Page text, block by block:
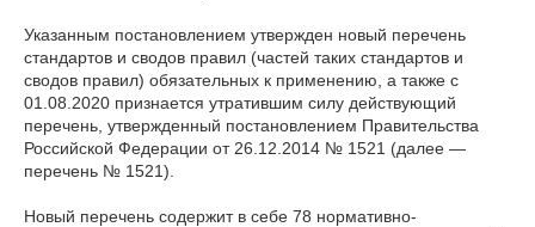
Указанным постановлением утвержден новый перечень
стандартов и сводов правил (частей таких стандартов и
сводов правил) обязательных к применению, а также с
01.08.2020 признается утратившим силу действующий
перечень, утвержденный постановлением Правительства
Российской Федерации от 26.12.2014 № 1521 (далее —
перечень № 1521).
Новый перечень содержит в себе 78 нормативно-